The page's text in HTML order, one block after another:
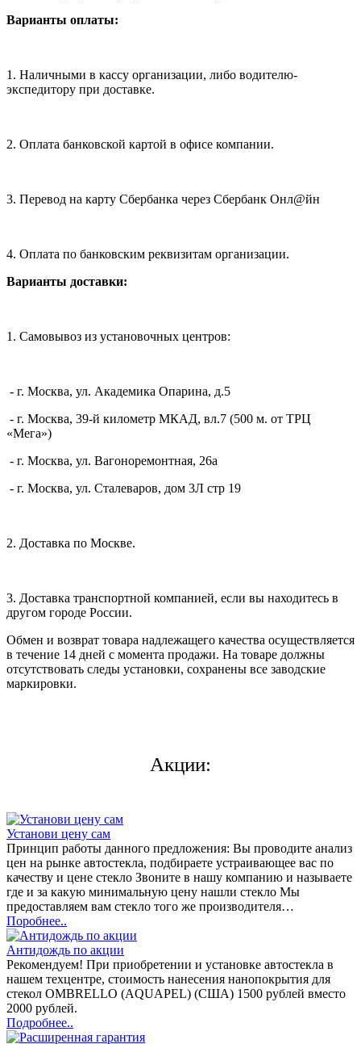
Варианты оплаты:
1. Наличными в кассу организации, либо водителю-
экспедитору при доставке.
2. Оплата банковской картой в офисе компании.
3. Перевод на карту Сбербанка через Сбербанк Онл@йн
4. Оплата по банковским реквизитам организации.
Варианты доставки:
1. Самовывоз из установочных центров:
- г. Москва, ул. Академика Опарина, д.5
- г. Москва, 39-й километр МКАД, вл.7 (500 м. от ТРЦ
«Мега»)
- г. Москва, ул. Вагоноремонтная, 26а
- г. Москва, ул. Сталеваров, дом 3Л стр 19
2. Доставка по Москве.
3. Доставка транспортной компанией, если вы находитесь в
другом городе России.
Обмен и возврат товара надлежащего качества осуществляется
в течение 14 дней с момента продажи. На товаре должны
отсутствовать следы установки, сохранены все заводские
маркировки.
Акции:
Установи цену сам
Принцип работы данного предложения: Вы проводите анализ
цен на рынке автостекла, подбираете устраивающее вас по
качеству и цене стекло Звоните в нашу компанию и называете
где и за какую минимальную цену нашли стекло Мы
предоставляем вам стекло того же производителя…
Поробнее..
Антидождь по акции
Рекомендуем! При приобретении и установке автостекла в
нашем техцентре, стоимость нанесения нанопокрытия для
стекол OMBRELLO (AQUAPEL) (США) 1500 рублей вместо
2000 рублей.
Подробнее..